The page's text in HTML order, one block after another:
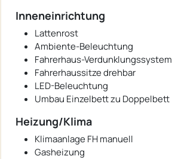
Inneneinrichtung
Lattenrost
Ambiente-Beleuchtung
Fahrerhaus-Verdunklungssystem
Fahrerhaussitze drehbar
LED-Beleuchtung
Umbau Einzelbett zu Doppelbett
Heizung/Klima
Klimaanlage FH manuell
Gasheizung